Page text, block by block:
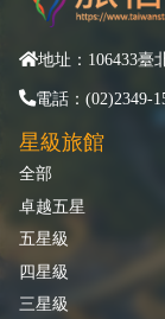
地址：106433臺
電話：(02)2349-
星級旅館
全部
卓越五星
五星級
四星級
三星級